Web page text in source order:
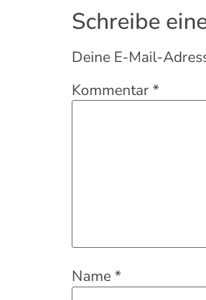
Schreibe
Deine E-Mail-
Kommentar*
Name*